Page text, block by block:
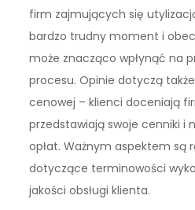
firm zajmujących się
bardzo trudny moment i
może znacząco wpłynąć na
procesu. Opinie dotyczą
cenowej – klienci doceniają
przedstawiają swoje cenniki i
opłat. Ważnym aspektem są
dotyczące terminowości
jakości obsługi klienta.